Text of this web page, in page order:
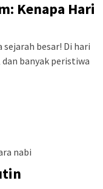
Kenapa Hari
sejarah besar! Di hari
banyak peristiwa
nabi